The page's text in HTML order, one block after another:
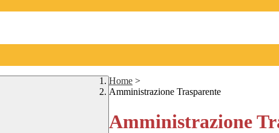
Home >
Amministrazione Trasparente
Amministrazione